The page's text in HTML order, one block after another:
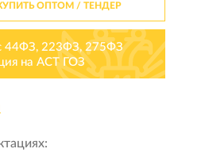
ОПТОМ/ ТЕНДЕР
44ФЗ, 223ФЗ, 275ФЗ
на АСТ ГОЗ